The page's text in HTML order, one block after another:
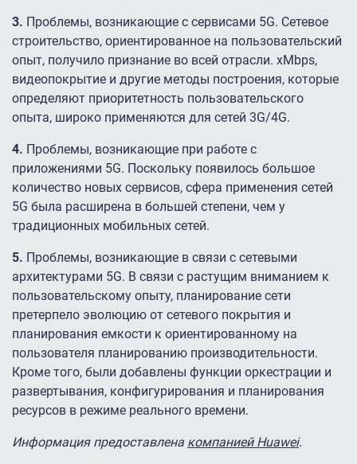
3. Проблемы, возникающие c сервисами 5G. Сетевое
строительство, ориентированное на пользовательский
опыт, получило признание во всей отрасли. xMbps,
видеопокрытие и другие методы построения, которые
определяют приоритетность пользовательского
опыта, широко применяются для сетей 3G/4G.
4. Проблемы, возникающие при работе с
приложениями 5G. Поскольку появилось большое
количество новых сервисов, сфера применения сетей
5G была расширена в большей степени, чем у
традиционных мобильных сетей.
5. Проблемы, возникающие в связи с сетевыми
архитектурами 5G. В связи с растущим вниманием к
пользовательскому опыту, планирование сети
претерпело эволюцию от сетевого покрытия и
планирования емкости к ориентированному на
пользователя планированию производительности.
Кроме того, были добавлены функции оркестрации и
развертывания, конфигурирования и планирования
ресурсов в режиме реального времени.
Информация предоставлена компанией Huawei.